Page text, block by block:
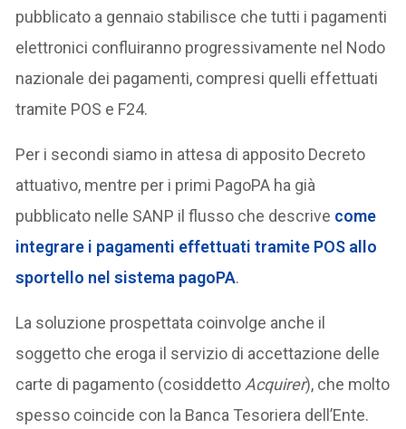
pubblicato a gennaio stabilisce che tutti i pagamenti
elettronici confluiranno progressivamente nel Nodo
nazionale dei pagamenti, compresi quelli effettuati
tramite POS e F24.
Per i secondi siamo in attesa di apposito Decreto
attuativo, mentre per i primi PagoPA ha già
pubblicato nelle SANP il flusso che descrive come
integrare i pagamenti effettuati tramite POS allo
sportello nel sistema pagoPA.
La soluzione prospettata coinvolge anche il
soggetto che eroga il servizio di accettazione delle
carte di pagamento (cosiddetto Acquirer), che molto
spesso coincide con la Banca Tesoriera dell’Ente.